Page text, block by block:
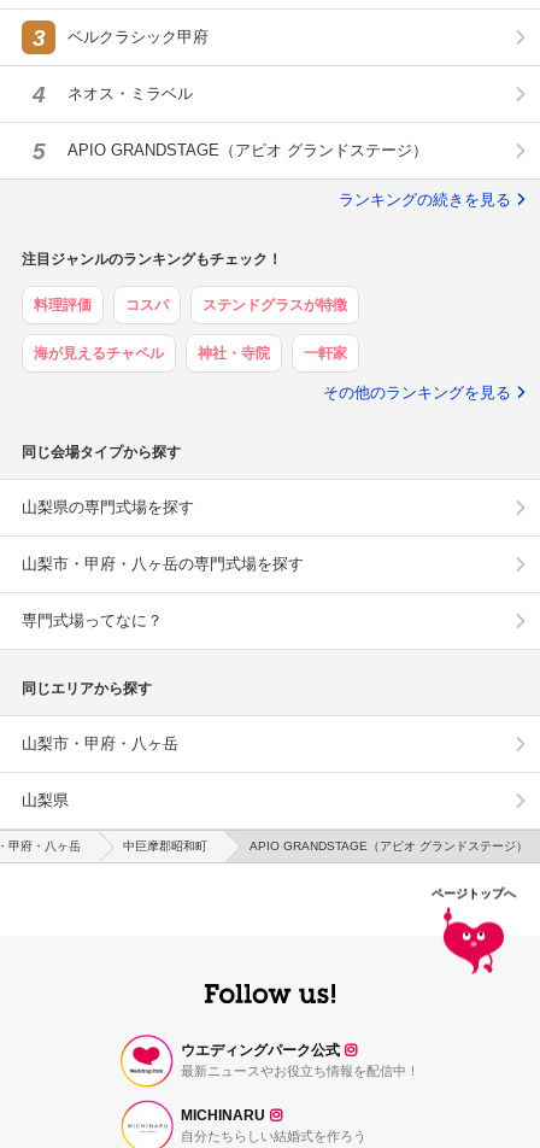
3 ベルクラシック甲府
4 ネオス・ミラベル
5 APIO GRANDSTAGE（アピオ グランドステージ）
ランキングの続きを見る
注目ジャンルのランキングもチェック！
料理評価 コスパ ステンドグラスが特徴
海が見えるチャペル 神社・寺院 一軒家
その他のランキングを見る
同じ会場タイプから探す
山梨県の専門式場を探す
山梨市・甲府・八ヶ岳の専門式場を探す
専門式場ってなに？
同じエリアから探す
山梨市・甲府・八ヶ岳
山梨県
甲府・八ヶ岳 中巨摩郡昭和町 APIO GRANDSTAGE（アピオ グランドステージ）
ページトップへ
ウエディングパーク公式
最新ニュースやお役立ち情報を配信中！
MICHINARU
自分たちらしい結婚式を作ろう